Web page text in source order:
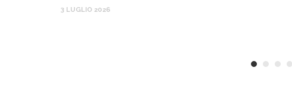
3 LUGLIO 2026